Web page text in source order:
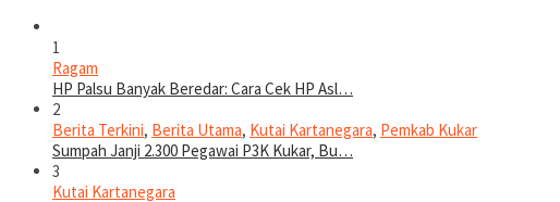
1
Ragam
HP Palsu Banyak Beredar: Cara Cek HP Asl…
2
Berita Terkini, Berita Utama, Kutai Kartanegara, Pemkab Kukar
Sumpah Janji 2.300 Pegawai P3K Kukar, Bu…
3
Kutai Kartanegara